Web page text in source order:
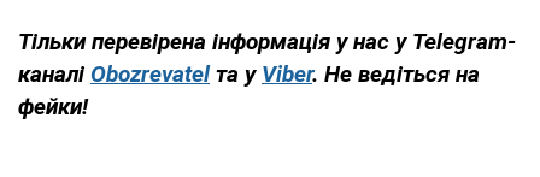
Тільки перевірена інформація у нас у Telegram-
каналі Obozrevatelта у Viber. Не ведіться на
фейки!